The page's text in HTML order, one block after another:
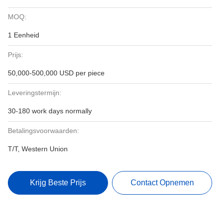
MOQ:
1 Eenheid
Prijs:
50,000-500,000 USD per piece
Leveringstermijn:
30-180 work days normally
Betalingsvoorwaarden:
T/T, Western Union
Krijg Beste Prijs Contact Opnemen